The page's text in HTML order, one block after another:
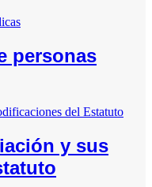
personas
y sus